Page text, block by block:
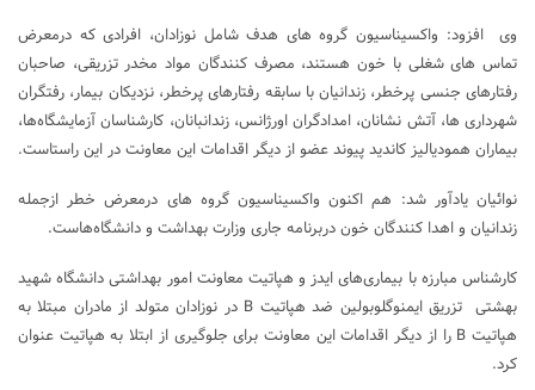
وی افزود: واکسیناسیون گروه های هدف شامل نوزادان، افرادی که درمعرض
تماس های شغلی با خون هستند، مصرف کنندگان مواد مخدر تزریقی، صاحبان
رفتارهای جنسی پرخطر، زندانیان با سابقه رفتارهای پرخطر، نزدیکان بیمار، رفتگران
شهرداری ها، آتش نشانان، امدادگران اورژانس، زندانبانان، کارشناسان آزمایشگاه‌ها،
بیماران همودیالیز کاندید پیوند عضو از دیگر اقدامات این معاونت در این راستاست.
نوائیان یادآور شد: هم اکنون واکسیناسیون گروه های درمعرض خطر ازجمله
زندانیان و اهدا کنندگان خون دربرنامه جاری وزارت بهداشت و دانشگاه‌هاست.
کارشناس مبارزه با بیماری‌های ایدز و هپاتیت معاونت امور بهداشتی دانشگاه شهید
بهشتی تزریق ایمنوگلوبولین ضد هپاتیت B در نوزادان متولد از مادران مبتلا به
هپاتیت B را از دیگر اقدامات این معاونت برای جلوگیری از ابتلا به هپاتیت عنوان
کرد.